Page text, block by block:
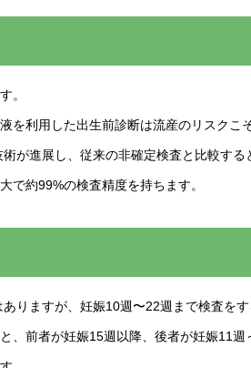
。
を利用した出生前診断は流産のリスクこ
が進展し、従来の非確定検査と比較する
で約99%の検査精度を持ちます。
りますが、妊娠10週〜22週まで検査をす
、前者が妊娠15週以降、後者が妊娠11週